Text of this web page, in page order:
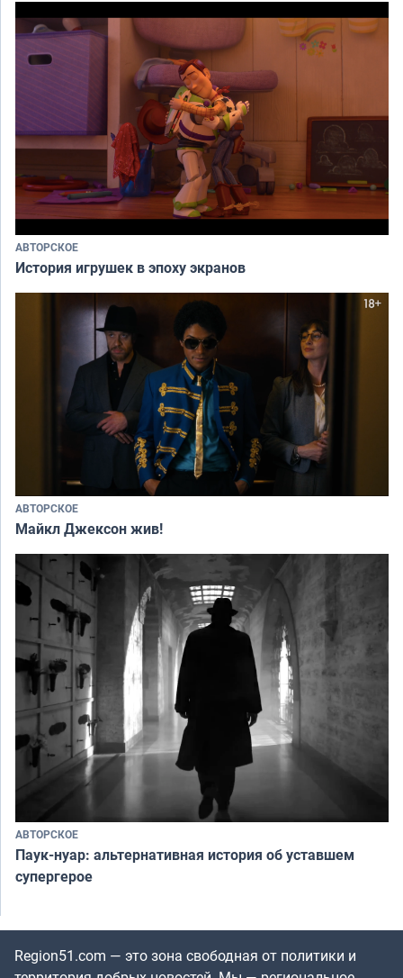
АВТОРСКОЕ
История игрушек в эпоху экранов
АВТОРСКОЕ
Майкл Джексон жив!
АВТОРСКОЕ
Паук-нуар: альтернативная история об уставшем
супергерое
Region51.com — это зона свободная от политики и